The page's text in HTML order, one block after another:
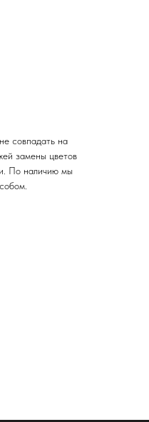
совпадать на
замены цветов
По наличию мы